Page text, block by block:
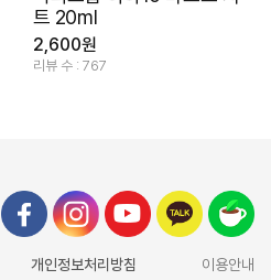
트 20ml
2,600원
리뷰 수 : 767
개인정보처리방침
이용안내